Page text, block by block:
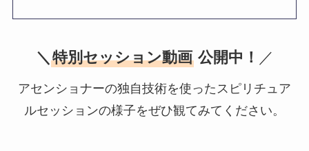
＼ 特別セッション動画公開中！ ／
アセンショナーの独自技術を使ったスピリチュア
ルセッションの様子をぜひ観てみてください。